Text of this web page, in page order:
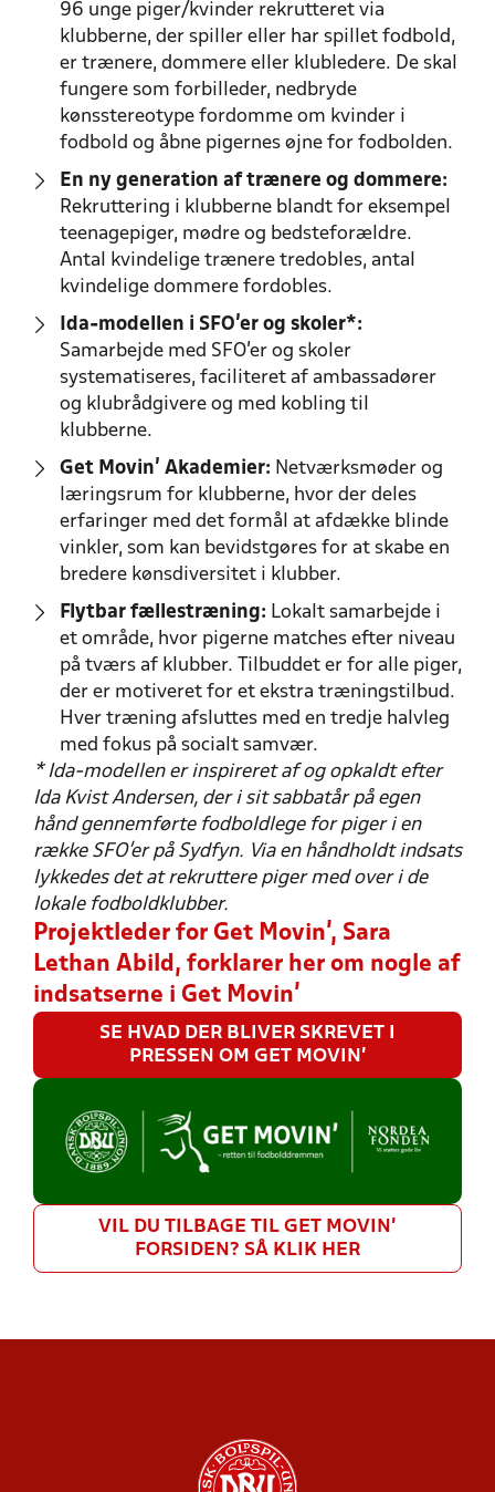
96 unge piger/kvinder rekrutteret via
klubberne, der spiller eller har spillet fodbold,
er trænere, dommere eller klubledere. De skal
fungere som forbilleder, nedbryde
kønsstereotype fordomme om kvinder i
fodbold og åbne pigernes øjne for fodbolden.
En ny generation af trænere og dommere:
Rekruttering i klubberne blandt for eksempel
teenagepiger, mødre og bedsteforældre.
Antal kvindelige trænere tredobles, antal
kvindelige dommere fordobles.
Ida-modellen i SFO’er og skoler*:
Samarbejde med SFO’er og skoler
systematiseres, faciliteret af ambassadører
og klubrådgivere og med kobling til
klubberne.
Get Movin' Akademier: Netværksmøder og
læringsrum for klubberne, hvor der deles
erfaringer med det formål at afdække blinde
vinkler, som kan bevidstgøres for at skabe en
bredere kønsdiversitet i klubber.
Flytbar fællestræning: Lokalt samarbejde i
et område, hvor pigerne matches efter niveau
på tværs af klubber. Tilbuddet er for alle piger,
der er motiveret for et ekstra træningstilbud.
Hver træning afsluttes med en tredje halvleg
med fokus på socialt samvær.
* Ida-modellen er inspireret af og opkaldt efter
Ida Kvist Andersen, der i sit sabbatår på egen
hånd gennemførte fodboldlege for piger i en
række SFO'er på Sydfyn. Via en håndholdt indsats
lykkedes det at rekruttere piger med over i de
lokale fodboldklubber.
Projektleder for Get Movin', Sara
Lethan Abild, forklarer her om nogle af
indsatserne i Get Movin'
SE HVAD DER BLIVER SKREVET I
PRESSEN OM GET MOVIN'
VIL DU TILBAGE TIL GET MOVIN'
FORSIDEN? SÅ KLIK HER